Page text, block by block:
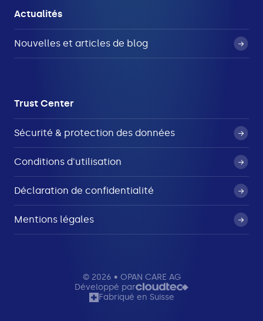
Actualités
Nouvelles et articles de blog
Trust Center
Sécurité & protection des données
Conditions d'utilisation
Déclaration de confidentialité
Mentions légales
© 2026 • OPAN CARE AG
Développé par
Fabriqué en Suisse